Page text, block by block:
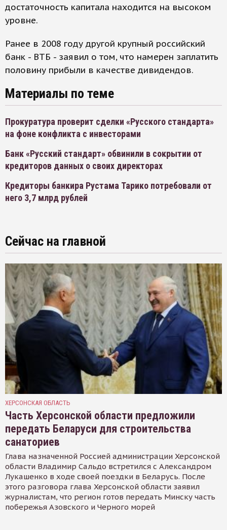
достаточность капитала находится на высоком
уровне.
Ранее в 2008 году другой крупный российский
банк - ВТБ - заявил о том, что намерен заплатить
половину прибыли в качестве дивидендов.
Материалы по теме
Прокуратура проверит сделки «Русского стандарта»
на фоне конфликта с инвесторами
Банк «Русский стандарт» обвинили в сокрытии от
кредиторов данных о своих директорах
Кредиторы банкира Рустама Тарико потребовали от
него 3,7 млрд рублей
Сейчас на главной
ХЕРСОНСКАЯ ОБЛАСТЬ
Часть Херсонской области предложили
передать Беларуси для строительства
санаториев
Глава назначенной Россией администрации Херсонской
области Владимир Сальдо встретился с Александром
Лукашенко в ходе своей поездки в Беларусь. После
этого разговора глава Херсонской области заявил
журналистам, что регион готов передать Минску часть
побережья Азовского и Черного морей